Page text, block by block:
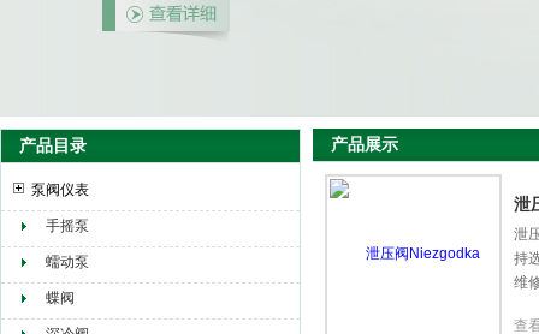
赫尔纳贸易（大连）有限公司
产品目录
泵阀仪表
手摇泵
蠕动泵
蝶阀
产品展示
泄
泄
持
维
查